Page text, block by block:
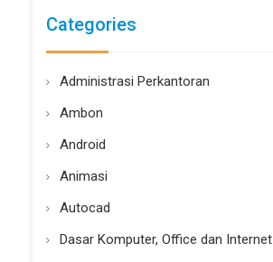
Categories
Administrasi Perkantoran
Ambon
Android
Animasi
Autocad
Dasar Komputer, Office dan Internet